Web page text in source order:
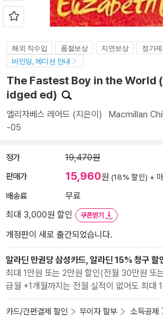
해외 직수입 품절보상 지연보상 정가제
바인딩, 에디션 안내
The Fastest Boy in the World
idged ed)
엘리자베스 레어드 (지은이) Macmillan
-05
정가 19,470원
판매가 15,960원 (18% 할인) +
배송료
무료
최대 3,000원 할인
쿠폰받기
개정판이 새로 출간되었습니다.
알라딘 만권당 삼성카드, 알라딘 15% 청구 할
최대 1만원 또는 2만원 할인(전월 30만원 또
급월 +1개월까지는 전월 실적이 없어도 최대
카드/간편결제 할인 무이자 할부 소득공제